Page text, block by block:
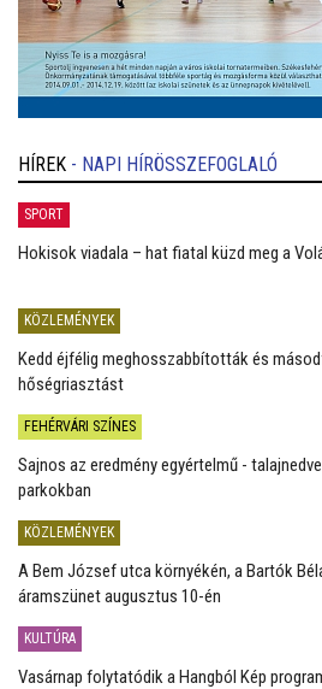
HÍREK - NAPI HÍRÖSSZEFOGLALÓ
SPORT
Hokisok viadala – hat fiatal küzd meg a
KÖZLEMÉNYEK
Kedd éjfélig meghosszabbították és
hőségriasztást
FEHÉRVÁRI SZÍNES
Sajnos az eredmény egyértelmű -
parkokban
KÖZLEMÉNYEK
A Bem József utca környékén, a Bartók
áramszünet augusztus 10-én
KULTÚRA
Vasárnap folytatódik a Hangból Kép